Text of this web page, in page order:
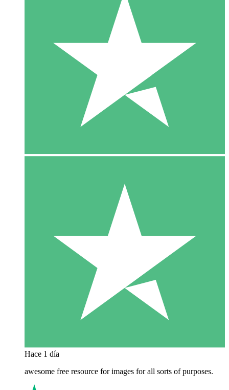
Hace 1 día
awesome free resource for images for all sorts of purposes.